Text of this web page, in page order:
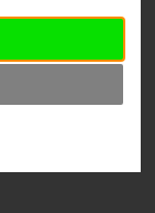
nebo využití